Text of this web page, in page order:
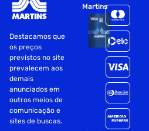
Destacamos que
os preços
previstos no site
prevalecem aos
demais
anunciados em
outros meios de
comunicação e
sites de buscas.
Martins